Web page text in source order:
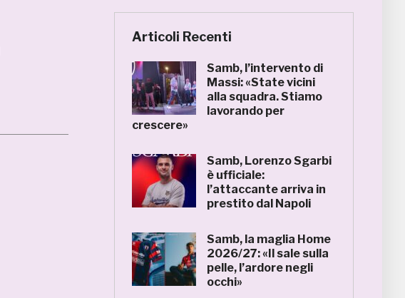
Articoli Recenti
Samb, l’intervento di
Massi: «State vicini
alla squadra. Stiamo
lavorando per
crescere»
Samb, Lorenzo Sgarbi
è ufficiale:
l’attaccante arriva in
prestito dal Napoli
Samb, la maglia Home
2026/27: «Il sale sulla
pelle, l’ardore negli
occhi»